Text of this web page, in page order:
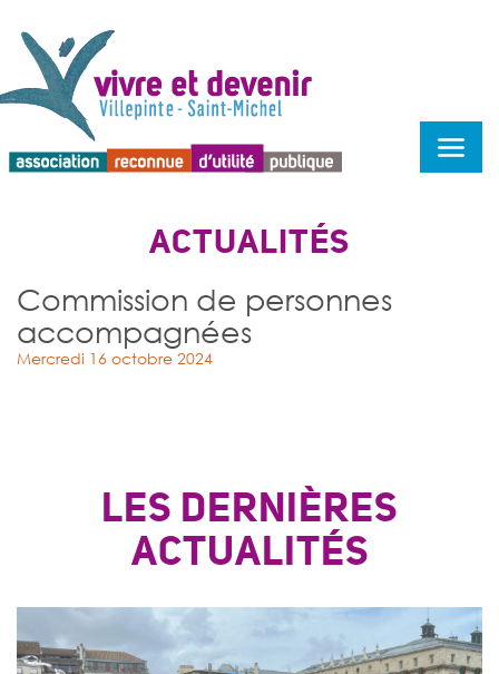
ACTUALITÉS
Commission de personnes
accompagnées
Mercredi 16 octobre 2024
LES DERNIÈRES
ACTUALITÉS